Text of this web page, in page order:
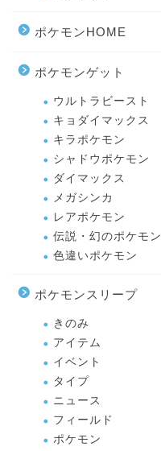
ポケモンHOME
ポケモンゲット
ウルトラビースト
キョダイマックス
キラポケモン
シャドウポケモン
ダイマックス
メガシンカ
レアポケモン
伝説・幻のポケモン
色違いポケモン
ポケモンスリープ
きのみ
アイテム
イベント
タイプ
ニュース
フィールド
ポケモン